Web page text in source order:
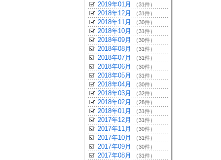
2019年01月 （31件）
2018年12月 （31件）
2018年11月 （30件）
2018年10月 （31件）
2018年09月 （30件）
2018年08月 （31件）
2018年07月 （31件）
2018年06月 （30件）
2018年05月 （31件）
2018年04月 （30件）
2018年03月 （32件）
2018年02月 （28件）
2018年01月 （31件）
2017年12月 （31件）
2017年11月 （30件）
2017年10月 （31件）
2017年09月 （30件）
2017年08月 （31件）